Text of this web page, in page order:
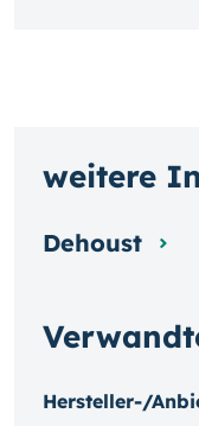
Hersteller-/
weitere
Dehoust